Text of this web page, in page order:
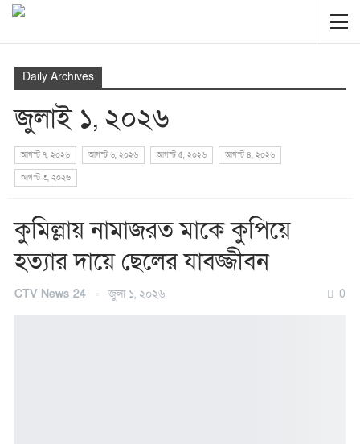
Daily Archives
জুলাই ১, ২০২৬
আগস্ট ৭, ২০২৬ আগস্ট ৬, ২০২৬ আগস্ট ৫, ২০২৬
আগস্ট ৪, ২০২৬
আগস্ট ৩, ২০২৬
কুমিল্লায় নামাজরত মাকে কুপিয়ে
হত্যার দায়ে ছেলের যাবজ্জীবন
CTV News 24 জুলা ১, ২০২৬ 0